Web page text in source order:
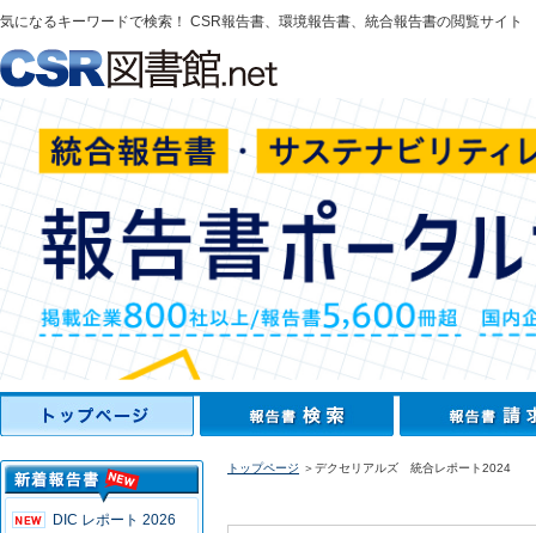
気になるキーワードで検索！ CSR報告書、環境報告書、統合報告書の閲覧サイト
DIC レポート 2026
トップページ ＞デクセリアルズ 統合レポート2024